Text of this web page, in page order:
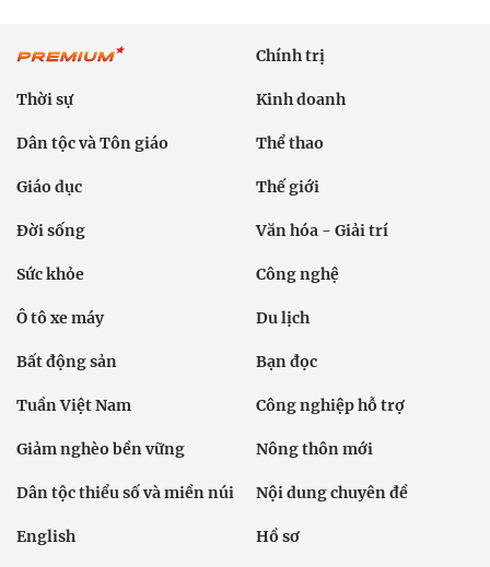
Chính trị
Thời sự Kinh doanh
Dân tộc và Tôn giáo Thể thao
Giáo dục Thế giới
Đời sống Văn hóa - Giải trí
Sức khỏe Công nghệ
Ô tô xe máy Du lịch
Bất động sản Bạn đọc
Tuần Việt Nam Công nghiệp hỗ trợ
Giảm nghèo bền vững Nông thôn mới
Dân tộc thiểu số và miền núi Nội dung chuyên đề
English Hồ sơ